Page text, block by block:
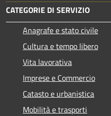
CATEGORIE DI SERVIZIO
Anagrafe e stato civile
Cultura e tempo libero
Vita lavorativa
Imprese e Commercio
Catasto e urbanistica
Mobilità e trasporti